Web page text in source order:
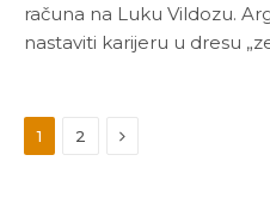
računa na Luku Vildozu.
nastaviti karijeru u dresu
1 2 Next